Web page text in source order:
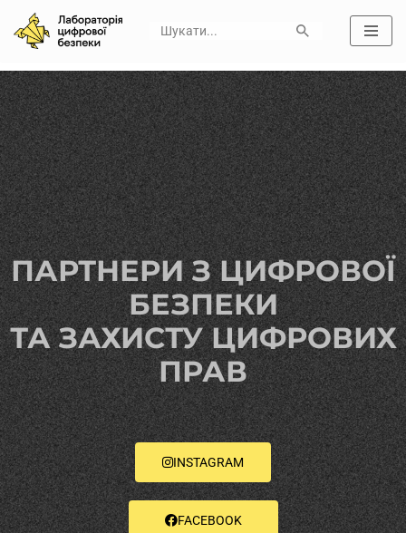
Skip
to
content
ПАРТНЕРИ З ЦИФРОВОЇ
БЕЗПЕКИ
ТА ЗАХИСТУ ЦИФРОВИХ
ПРАВ
INSTAGRAM
FACEBOOK